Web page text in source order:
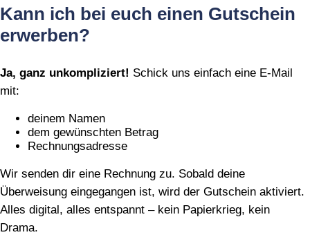
Kann ich bei euch einen Gutschein
erwerben?
Ja, ganz unkompliziert! Schick uns einfach eine E‑Mail
mit:
deinem Namen
dem gewünschten Betrag
Rechnungsadresse
Wir senden dir eine Rechnung zu. Sobald deine
Überweisung eingegangen ist, wird der Gutschein aktiviert.
Alles digital, alles entspannt – kein Papierkrieg, kein
Drama.